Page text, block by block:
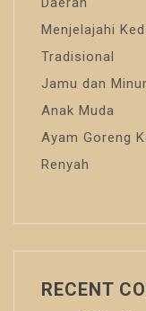
Menjelajahi
Tradisional
Jamu dan
Anak Muda
Ayam Goreng
Renyah
RECENT